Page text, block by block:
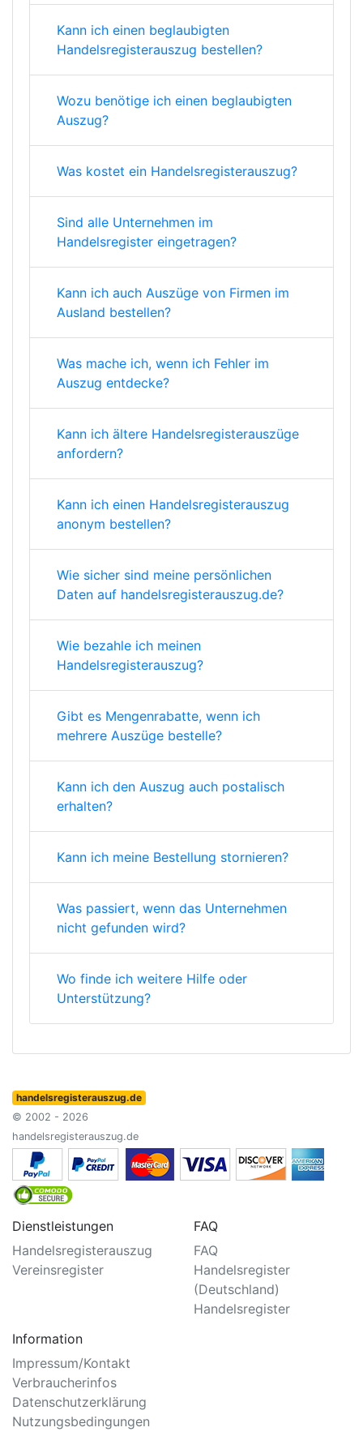
Kann ich einen beglaubigten
Handelsregisterauszug bestellen?
Wozu benötige ich einen beglaubigten
Auszug?
Was kostet ein Handelsregisterauszug?
Sind alle Unternehmen im
Handelsregister eingetragen?
Kann ich auch Auszüge von Firmen im
Ausland bestellen?
Was mache ich, wenn ich Fehler im
Auszug entdecke?
Kann ich ältere Handelsregisterauszüge
anfordern?
Kann ich einen Handelsregisterauszug
anonym bestellen?
Wie sicher sind meine persönlichen
Daten auf handelsregisterauszug.de?
Wie bezahle ich meinen
Handelsregisterauszug?
Gibt es Mengenrabatte, wenn ich
mehrere Auszüge bestelle?
Kann ich den Auszug auch postalisch
erhalten?
Kann ich meine Bestellung stornieren?
Was passiert, wenn das Unternehmen
nicht gefunden wird?
Wo finde ich weitere Hilfe oder
Unterstützung?
handelsregisterauszug.de
© 2002 - 2026
handelsregisterauszug.de
Dienstleistungen
Handelsregisterauszug
Vereinsregister
FAQ
FAQ
Handelsregister
(Deutschland)
Handelsregister
Information
Impressum/Kontakt
Verbraucherinfos
Datenschutzerklärung
Nutzungsbedingungen